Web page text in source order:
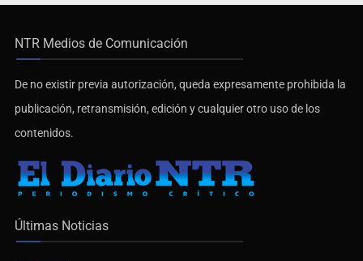
NTR Medios de Comunicación
De no existir previa autorización, queda expresamente prohibida la
publicación, retransmisión, edición y cualquier otro uso de los
contenidos.
Últimas Noticias